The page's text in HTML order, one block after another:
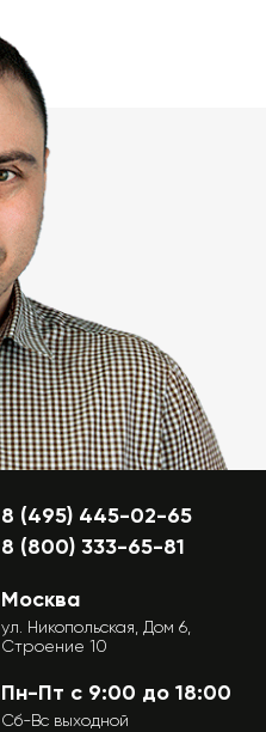
8 (495) 445-02-65
8 (800) 333-65-81
Москва
ул. Никопольская, Дом 6,
Строение 10
Пн-Пт с 9:00 до 18:00
Сб-Вс выходной